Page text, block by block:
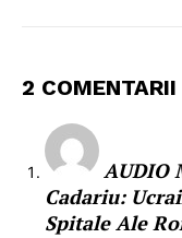
2 COMENTARII
AUDIO
Cadariu:
Spitale Ale